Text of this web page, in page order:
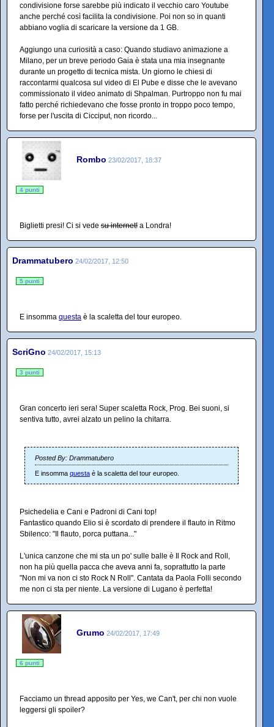
condivisione forse sarebbe più indicato il vecchio caro Youtube
anche perché così facilita la condivisione. Poi non so in quanti
abbiano voglia di scaricare la versione da 1 GB.
Aggiungo una curiosità a caso: Quando studiavo animazione a
Milano, per un breve periodo Gaia è stata una mia insegnante
durante un progetto di tecnica mista. Un giorno le chiesi di
raccontarmi qualcosa sul video di El Pube e disse che le avevano
commissionato il video animato di Shpalman. Purtroppo non fu mai
fatto perché richiedevano che fosse pronto in troppo poco tempo,
forse per l'uscita di Cicciput, non ricordo...
Rombo 23/02/2017, 18:37
4 punti
Biglietti presi! Ci si vede su internet! a Londra!
Drammatubero 24/02/2017, 12:50
5 punti
E insomma questa è la scaletta del tour europeo.
ScriGno 24/02/2017, 15:13
3 punti
Gran concerto ieri sera! Super scaletta Rock, Prog. Bei suoni, si
sentiva tutto, avrei alzato un pelino la chitarra.
Posted By: Drammatubero
E insomma questa è la scaletta del tour europeo.
Psichedelia e Cani e Padroni di Cani top!
Fantastico quando Elio si è scordato di prendere il flauto in Ritmo
Sbilenco: "Il flauto, porca puttana..."
L'unica canzone che mi sta un po' sulle balle è Il Rock and Roll,
non ha più quella pacca che aveva anni fa, soprattutto la parte
"Non mi va non ci sto Rock N Roll". Cantata da Paola Folli secondo
me non ci sta per niente. La versione di Lugano è perfetta!
Grumo 24/02/2017, 17:49
6 punti
Facciamo un thread apposito per Yes, we Can't, per chi non vuole
leggersi gli spoiler?